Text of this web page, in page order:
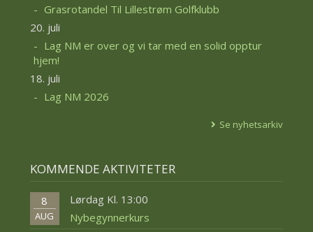
Grasrotandel Til Lillestrøm Golfklubb
20. juli
Lag NM er over og vi tar med en solid opptur
hjem!
18. juli
Lag NM 2026
Se nyhetsarkiv
KOMMENDE AKTIVITETER
8
AUG
Lørdag Kl. 13:00
Nybegynnerkurs